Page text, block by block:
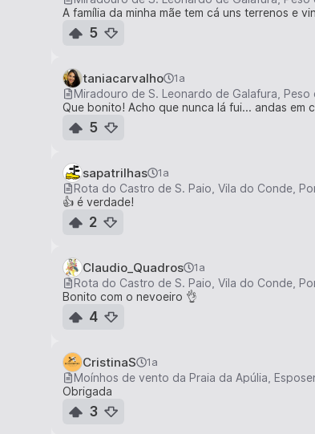
A família da minha mãe tem cá uns terrenos e
5
taniacarvalho 1a
Miradouro de S. Leonardo de Galafura, Peso
Que bonito! Acho que nunca lá fui... andas em
5
sapatrilhas 1a
Rota do Castro de S. Paio, Vila do Conde,
👍 é verdade!
2
Claudio_Quadros 1a
Rota do Castro de S. Paio, Vila do Conde,
Bonito com o nevoeiro 👌
4
CristinaS 1a
Moínhos de vento da Praia da Apúlia,
Obrigada
3